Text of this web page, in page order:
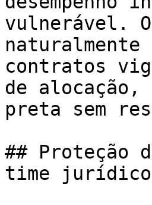
vulnerável.
contratos
de
preta sem
## Proteção
time jurídico